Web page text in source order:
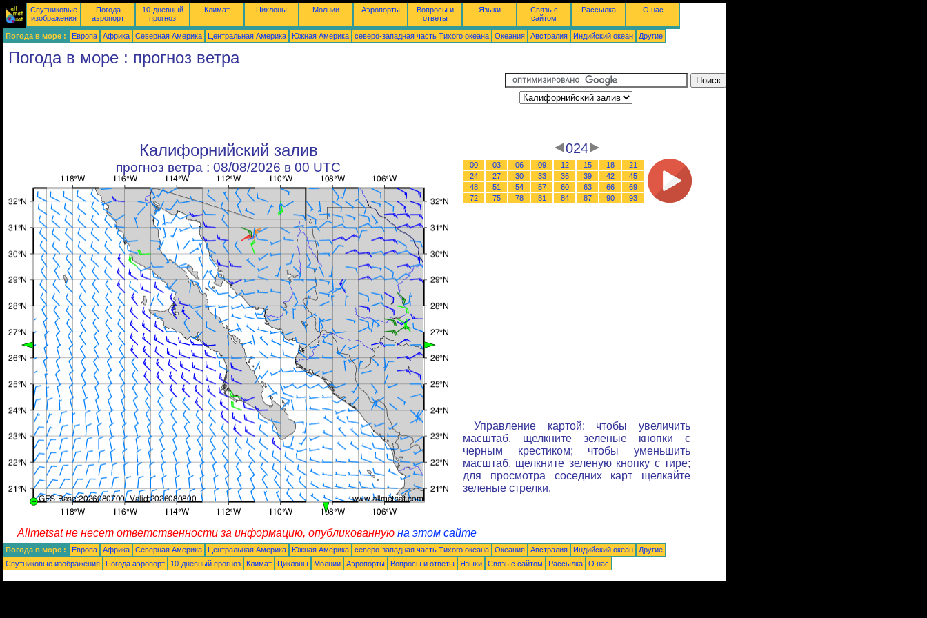
Спутниковые
изображения
Погода
аэропорт
10-дневный
прогноз
Климат Циклоны Молнии Аэропорты
Вопросы и
ответы
Языки
Связь с
сайтом
Рассылка О нас
Погода в море : Европа Африка Северная Америка Центральная Америка Южная Америка северо-западная часть Tихого океана Океания Австралия Индийский океан Другие
Погода в море : прогноз ветра
Калифорнийский залив
прогноз ветра : 08/08/2026 в 00 UTC
024
00 03 06 09 12 15 18
21
24
27 30 33 36 39 42
45
48
51 54 57 60 63 66
69
72
75 78 81 84 87 90 93
Управление картой: чтобы увеличить
масштаб, щелкните зеленые кнопки с
черным крестиком; чтобы уменьшить
масштаб, щелкните зеленую кнопку с тире;
для просмотра соседних карт щелкайте
зеленые стрелки.
Allmetsat не несет ответственности за информацию, опубликованную на этом сайте
Погода в море : Европа Африка Северная Америка Центральная Америка Южная Америка северо-западная часть Tихого океана Океания Австралия Индийский океан
Другие
Спутниковые изображения
Погода аэропорт 10-дневный прогноз Климат Циклоны Молнии Аэропорты Вопросы и ответы Языки Связь с сайтом Рассылка О нас